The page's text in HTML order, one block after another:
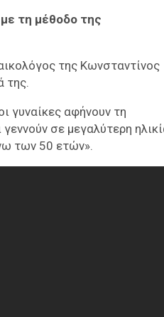
τη μέθοδο της
της Κωνσταντίνος
της.
γυναίκες αφήνουν τη
σε μεγαλύτερη
των 50 ετών».